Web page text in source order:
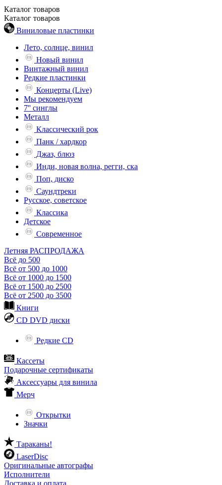
Каталог товаров
Каталог товаров
Виниловые пластинки
Лето, солнце, винил
Новый винил
Винтажный винил
Редкие пластинки
Концерты (Live)
Мы рекомендуем
7'' синглы
Металл
Классический рок
Панк / хардкор
Джаз, блюз
Инди, новая волна, регги, ска
Поп, диско
Саундтреки
Русское, советское
Классика
Детское
Современное
Летняя РАСПРОДАЖА
Всё до 500
Всё от 500 до 1000
Всё от 1000 до 1500
Всё от 1500 до 2500
Всё от 2500 до 3500
Книги
CD DVD диски
Редкие CD
Кассеты
Подарочные сертификаты
Аксессуары для винила
Мерч
Открытки
Значки
Тараканы!
LaserDisc
Оригинальные автографы
Исполнители
Доставка и оплата